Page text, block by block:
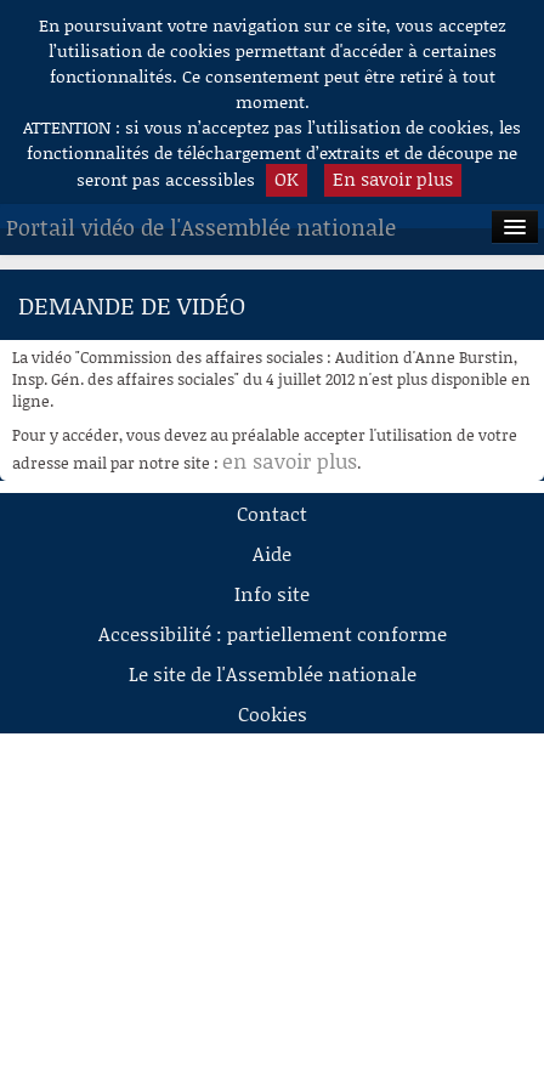
Aller au contenu
En poursuivant votre navigation sur ce site, vous acceptez
l’utilisation de cookies permettant d'accéder à certaines
fonctionnalités. Ce consentement peut être retiré à tout
moment.
ATTENTION : si vous n’acceptez pas l’utilisation de cookies, les
fonctionnalités de téléchargement d’extraits et de découpe ne
seront pas accessibles
OK En savoir plus
Portail vidéo de l'Assemblée nationale
ACCUEIL
À LA DEMANDE
RECHERCHE
AIDE À LA DÉCOUPE
DE VIDÉOS
DEMANDE DE VIDÉO
La vidéo "Commission des affaires sociales : Audition d'Anne Burstin,
Insp. Gén. des affaires sociales" du 4 juillet 2012 n'est plus disponible en
ligne.
Pour y accéder, vous devez au préalable accepter l'utilisation de votre
adresse mail par notre site : en savoir plus.
Contact
Aide
Info site
Accessibilité : partiellement conforme
Le site de l'Assemblée nationale
Cookies